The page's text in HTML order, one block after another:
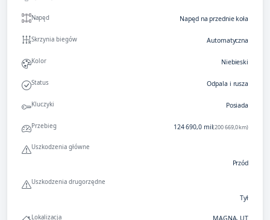
Napęd Napęd na przednie koła
Skrzynia biegów Automatyczna
Kolor Niebieski
Status Odpala i rusza
Kluczyki Posiada
Przebieg 124 690,0 mil(200 669,0 km)
Uszkodzenia główne
Przód
Uszkodzenia drugorzędne
Tył
Lokalizacja MAGNA, UT